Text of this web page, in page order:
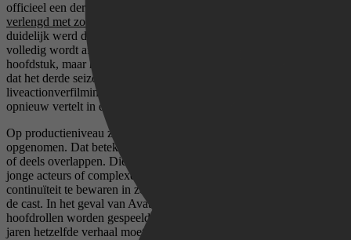
officieel een derde seizoen.
verlengd met zowel seizoen 2 als seizoen 3
duidelijk werd dat het verhaal van de originele animatieserie
volledig wordt afgerond. Seizoen 3 is daarbij niet zomaar een extra
hoofdstuk, maar het slotstuk van de reeks. Netflix heeft bevestigd
dat het derde seizoen dient als afronding van de
liveactionverfilming, die het volledige verhaal van de Avatar wereld
opnieuw vertelt in een nieuwe vorm.
Op productieniveau zijn seizoen 2 en 3 grotendeels back-to-back
opgenomen. Dat betekent dat de opnames dicht op elkaar aansluiten
of deels overlappen. Die aanpak wordt vaak gebruikt bij series met
jonge acteurs of complexe wereldopbouw, omdat het helpt om
continuïteit te bewaren in zowel acteerprestaties als veroudering van
de cast. In het geval van Avatar is dat extra relevant, omdat de
hoofdrollen worden gespeeld door jonge acteurs die over meerdere
jaren hetzelfde verhaal moeten dragen.